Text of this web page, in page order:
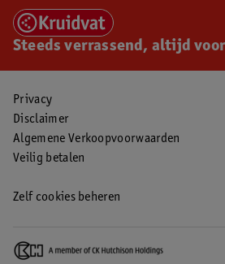
Steeds verrassend, altijd
Privacy
Disclaimer
Algemene Verkoopvoorwaarden
Veilig betalen
Zelf cookies beheren